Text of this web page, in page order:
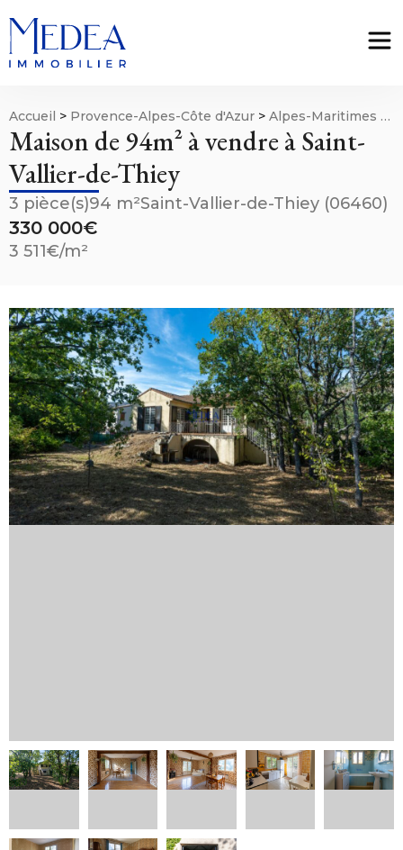
Accueil > Provence-Alpes-Côte d'Azur > Alpes-Maritimes >
Saint-Vallier-de-Thiey (06460)
Maison de 94m² à vendre
à Saint-Vallier-de-Thiey
Maison de 94m² à vendre à Saint-
Vallier-de-Thiey
3 pièce(s)94 m²Saint-Vallier-de-Thiey (06460)
330 000€
3 511€/m²